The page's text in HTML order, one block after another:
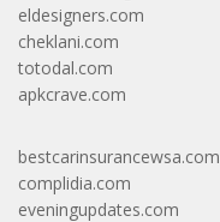
eldesigners.com
cheklani.com
totodal.com
apkcrave.com
bestcarinsurancewsa.com
complidia.com
eveningupdates.com